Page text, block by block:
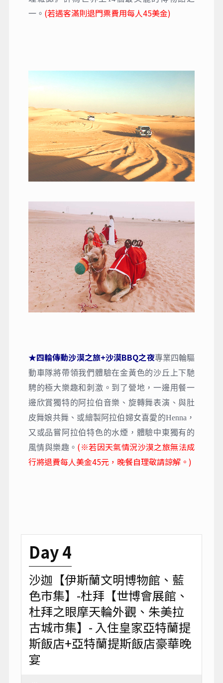
一。 (若遇客滿則退門票費用每人45美金)
★四輪傳動沙漠之旅+沙漠BBQ之夜專業四輪驅
動車隊將帶領我們體驗在金黃色的沙丘上下馳
騁的極大樂趣和刺激。到了營地，一邊用餐一
邊欣賞獨特的阿拉伯音樂、旋轉舞表演、與肚
皮舞娘共舞、或繪製阿拉伯婦女喜愛的Henna，
又或品嘗阿拉伯特色的水煙，體驗中東獨有的
風情與樂趣。 (※若因天氣情況沙漠之旅無法成
行將退費每人美金45元，晚餐自理敬請諒解。)
Day 4
沙迦【伊斯蘭文明博物館、藍
色市集】-杜拜【世博會展館、
杜拜之眼摩天輪外觀、朱美拉
古城市集】- 入住皇家亞特蘭提
斯飯店+亞特蘭提斯飯店豪華晚
宴